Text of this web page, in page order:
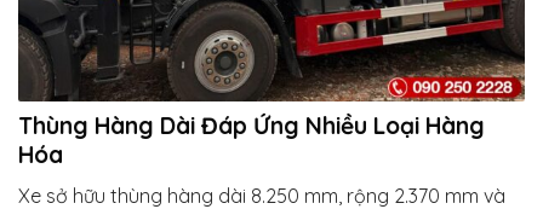
Thùng Hàng Dài Đáp Ứng Nhiều Loại Hàng
Hóa
Xe sở hữu thùng hàng dài 8.250 mm, rộng 2.370 mm và